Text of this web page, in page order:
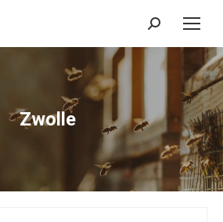
Zoeken:
Zwolle